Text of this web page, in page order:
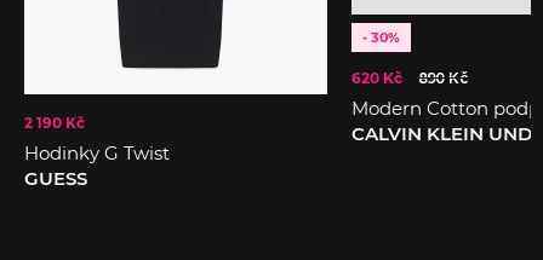
2 190 Kč
Hodinky G Twist
GUESS
- 30%
620 Kč 890 Kč
Modern Cotton
CALVIN KLEIN